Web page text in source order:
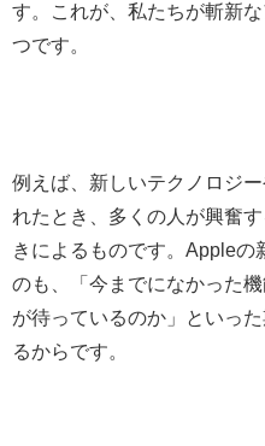
す。これが、私たちが斬新
つです。
例えば、新しいテクノロジ
れたとき、多くの人が興奮
きによるものです。Appleの
のも、「今までになかった
が待っているのか」といっ
るからです。